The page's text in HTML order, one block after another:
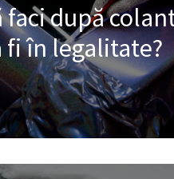
faci după
în legalitate?